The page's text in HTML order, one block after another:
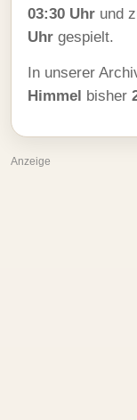
03:30 Uhr und
Uhr gespielt.
In unserer
Himmel bisher
Anzeige